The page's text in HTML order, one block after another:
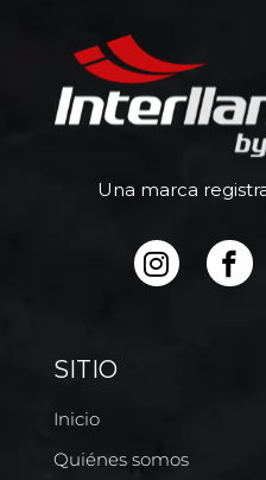
Una marca
SITIO
Inicio
Quiénes somos